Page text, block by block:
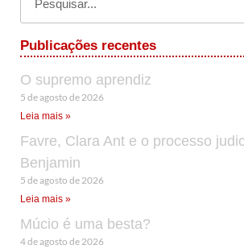
Publicações recentes
O supremo aprendiz
5 de agosto de 2026
Leia mais »
Favre, Clara Ant e o processo
Benjamin
5 de agosto de 2026
Leia mais »
Múcio é uma besta?
4 de agosto de 2026